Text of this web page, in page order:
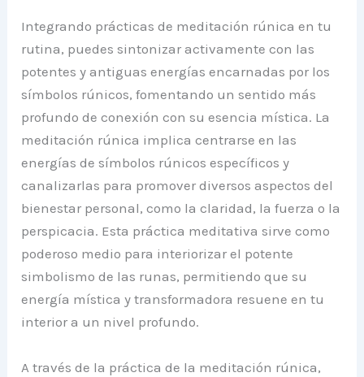
Integrando prácticas de meditación rúnica en tu
rutina, puedes sintonizar activamente con las
potentes y antiguas energías encarnadas por los
símbolos rúnicos, fomentando un sentido más
profundo de conexión con su esencia mística. La
meditación rúnica implica centrarse en las
energías de símbolos rúnicos específicos y
canalizarlas para promover diversos aspectos del
bienestar personal, como la claridad, la fuerza o la
perspicacia. Esta práctica meditativa sirve como
poderoso medio para interiorizar el potente
simbolismo de las runas, permitiendo que su
energía mística y transformadora resuene en tu
interior a un nivel profundo.
A través de la práctica de la meditación rúnica,